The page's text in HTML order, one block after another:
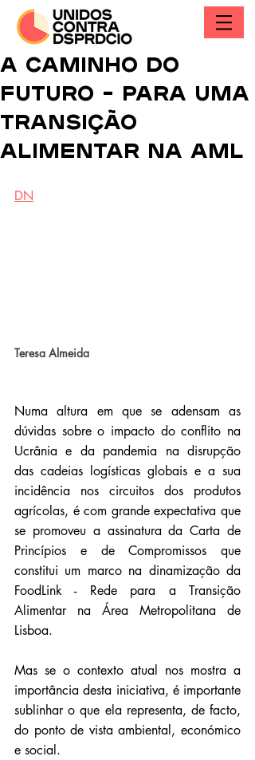
A caminho do
futuro – para uma
Transição
Alimentar na AML
DN
Teresa Almeida
Numa altura em que se adensam as
dúvidas sobre o impacto do conflito na
Ucrânia e da pandemia na disrupção
das cadeias logísticas globais e a sua
incidência nos circuitos dos produtos
agrícolas, é com grande expectativa que
se promoveu a assinatura da Carta de
Princípios e de Compromissos que
constitui um marco na dinamização da
FoodLink - Rede para a Transição
Alimentar na Área Metropolitana de
Lisboa.
Mas se o contexto atual nos mostra a
importância desta iniciativa, é importante
sublinhar o que ela representa, de facto,
do ponto de vista ambiental, económico
e social.